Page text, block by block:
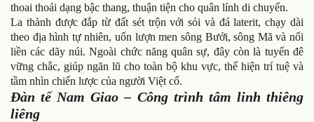
thoai thoải dạng bậc thang, thuận tiện cho quân lính di chuyển.
La thành được đắp từ đất sét trộn với sỏi và đá laterit, chạy dài
theo địa hình tự nhiên, uốn lượn men sông Bưởi, sông Mã và nối
liền các dãy núi. Ngoài chức năng quân sự, đây còn là tuyến đê
vững chắc, giúp ngăn lũ cho toàn bộ khu vực, thể hiện trí tuệ và
tầm nhìn chiến lược của người Việt cổ.
Đàn tế Nam Giao – Công trình tâm linh thiêng
liêng